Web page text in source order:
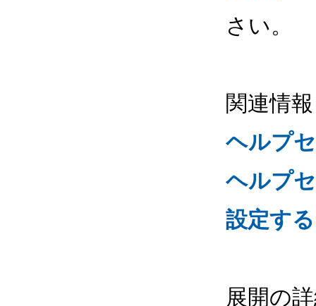
さい。
関連情報
ヘルプ
ヘルプ
設定する
展開の